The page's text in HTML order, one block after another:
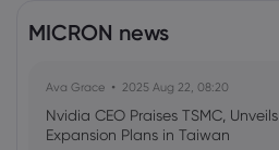
MICRON news
Ava Grace 2025 Aug 22, 08:20
Nvidia CEO Praises TSMC, Unveils
Expansion Plans in Taiwan